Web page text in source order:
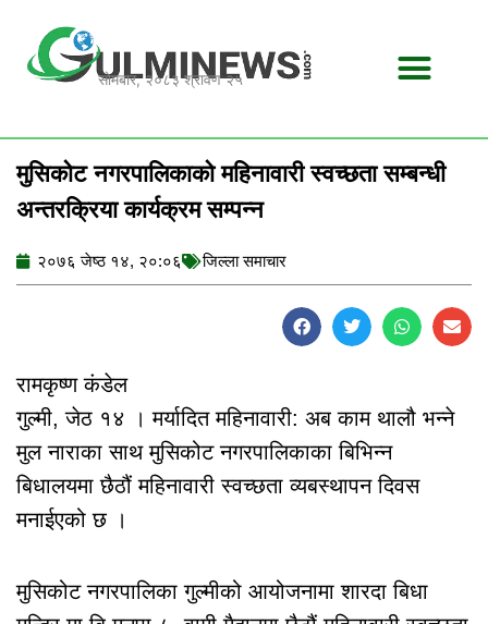
content
सोमबार, २०८३ श्रावण २५
मुसिकोट नगरपालिकाको महिनावारी स्वच्छता सम्बन्धी
अन्तरक्रिया कार्यक्रम सम्पन्न
२०७६ जेष्ठ १४, २०:०६ जिल्ला समाचार
रामकृष्ण कंडेल
गुल्मी, जेठ १४ । मर्यादित महिनावारी: अब काम थालौ भन्ने
मुल नाराका साथ मुसिकोट नगरपालिकाका बिभिन्न
बिधालयमा छैठौं महिनावारी स्वच्छता व्यबस्थापन दिवस
मनाईएको छ ।
मुसिकोट नगरपालिका गुल्मीको आयोजनामा शारदा बिधा